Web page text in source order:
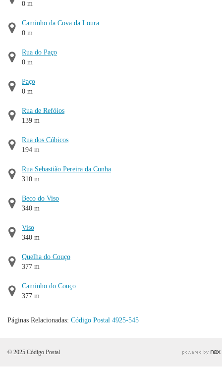
0 m
Caminho da Cova da Loura
0 m
Rua do Paço
0 m
Paço
0 m
Rua de Refóios
139 m
Rua dos Cúbicos
194 m
Rua Sebastião Pereira da Cunha
310 m
Beco do Viso
340 m
Viso
340 m
Quelha do Couço
377 m
Caminho do Couço
377 m
Páginas Relacionadas: Código Postal 4925-545
© 2025 Código Postal